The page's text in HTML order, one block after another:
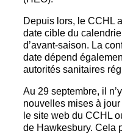
Depuis lors, le CCHL
date cible du
d’avant-saison. La
date dépend
autorités sanitaires
Au 29 septembre, il
nouvelles mises à
le site web du CCHL
de Hawkesbury. Cela